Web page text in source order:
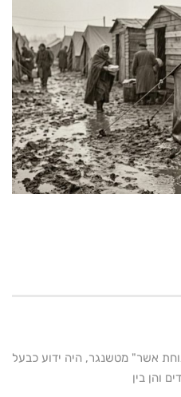
אשר" מטשנגר, היה ידוע כבעל
והן בין